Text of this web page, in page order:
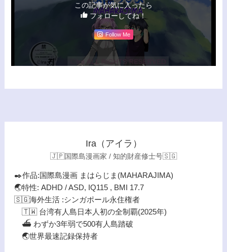
この記事が気に入ったら
フォローしてね！
Follow Me
Ira（アイラ）
🇯🇵国際島漫画家 / 知的財産修士号🇸🇬
✒️作品:国際島漫画 まはらじま(MAHARAJIMA)
🌏特性: ADHD / ASD, IQ115 , BMI 17.7
🇸🇬海外生活 :シンガポール永住権者
🇹🇼 台湾有人島日本人初の全制覇(2025年)
⛴️ わずか3年弱で500有人島踏破
🌏世界最速記録保持者